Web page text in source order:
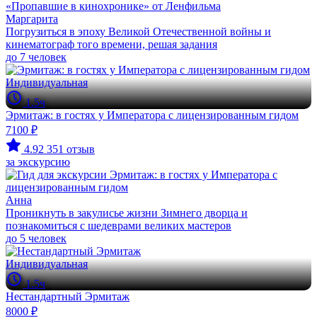
Маргарита
Погрузиться в эпоху Великой Отечественной войны и
кинематограф того времени, решая задания
до 7 человек
Индивидуальная
1.5ч
Эрмитаж: в гостях у Императора с лицензированным гидом
7100 ₽
4.92 351 отзыв
за экскурсию
Анна
Проникнуть в закулисье жизни Зимнего дворца и
познакомиться с шедеврами великих мастеров
до 5 человек
Индивидуальная
1.5ч
Нестандартный Эрмитаж
8000 ₽